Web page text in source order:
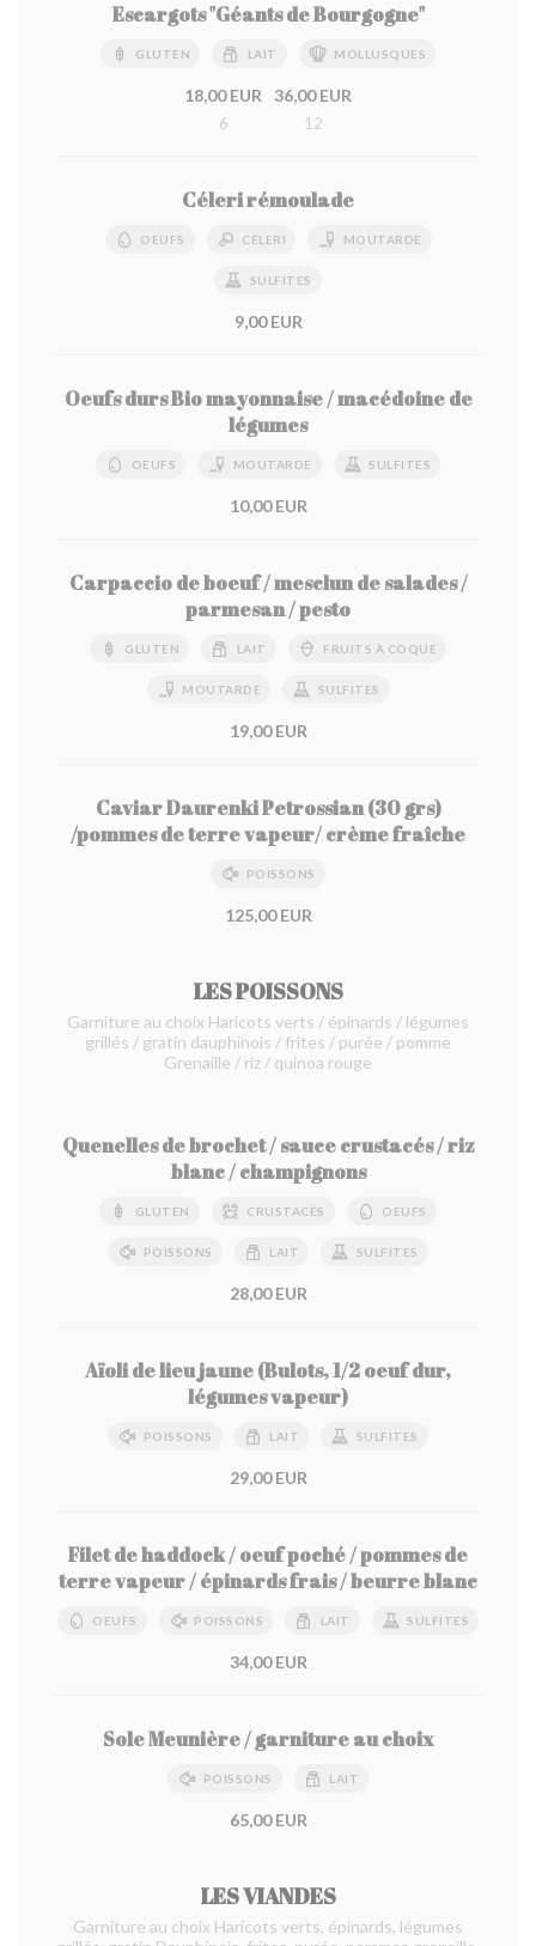
Escargots "Géants de Bourgogne"
GLUTEN LAIT MOLLUSQUES
18,00 EUR
6
36,00 EUR
12
Céleri rémoulade
OEUFS CÉLERI MOUTARDE
SULFITES
9,00 EUR
Oeufs durs Bio mayonnaise / macédoine de
légumes
OEUFS MOUTARDE SULFITES
10,00 EUR
Carpaccio de boeuf / mesclun de salades /
parmesan / pesto
GLUTEN LAIT FRUITS À COQUE
MOUTARDE SULFITES
19,00 EUR
Caviar Daurenki Petrossian (30 grs)
/pommes de terre vapeur/ crème fraîche
POISSONS
125,00 EUR
LES POISSONS
Garniture au choix Haricots verts / épinards / légumes
grillés / gratin dauphinois / frites / purée / pomme
Grenaille / riz / quinoa rouge
Quenelles de brochet / sauce crustacés / riz
blanc / champignons
GLUTEN CRUSTACÉS OEUFS
POISSONS LAIT SULFITES
28,00 EUR
Aïoli de lieu jaune (Bulots, 1/2 oeuf dur,
légumes vapeur)
POISSONS LAIT SULFITES
29,00 EUR
Filet de haddock / oeuf poché / pommes de
terre vapeur / épinards frais / beurre blanc
OEUFS POISSONS LAIT SULFITES
34,00 EUR
Sole Meunière / garniture au choix
POISSONS LAIT
65,00 EUR
LES VIANDES
Garniture au choix Haricots verts, épinards, légumes